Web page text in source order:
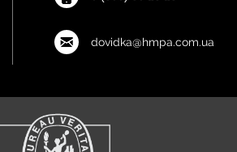
dovidka@hmpa.com.ua